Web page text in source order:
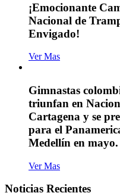
¡Emocionante
Nacional de
Envigado!
Ver Mas
Gimnastas
triunfan en
Cartagena y se
para el
Medellín en mayo.
Ver Mas
Noticias Recientes